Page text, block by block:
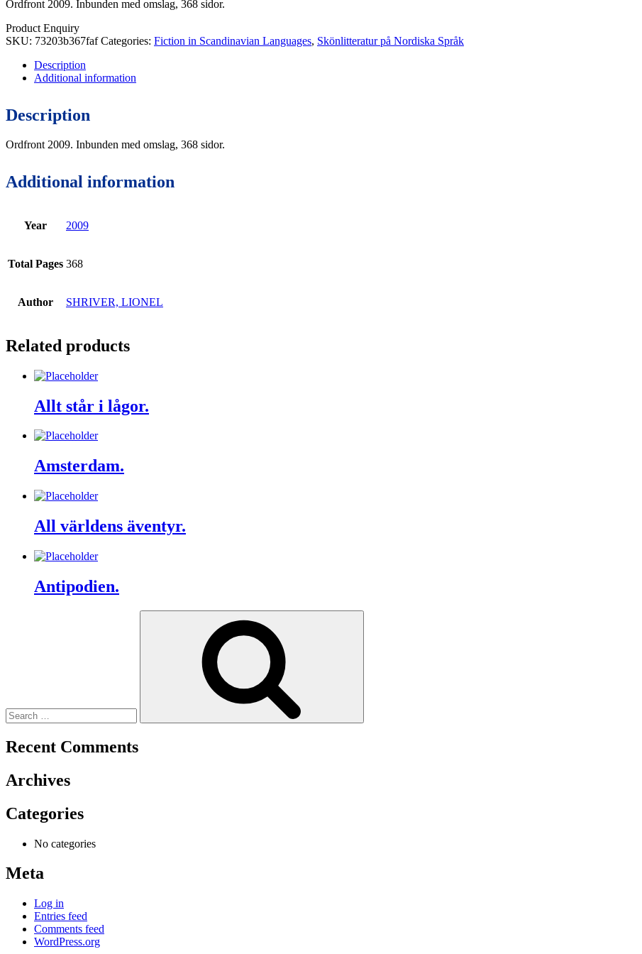
Ordfront 2009. Inbunden med omslag, 368 sidor.
Product Enquiry
SKU: 73203b367faf Categories: Fiction in Scandinavian Languages, Skönlitteratur på Nordiska Språk
Description
Additional information
Description
Ordfront 2009. Inbunden med omslag, 368 sidor.
Additional information
Year 2009
Total Pages 368
Author SHRIVER, LIONEL
Related products
Allt står i lågor.
Amsterdam.
All världens äventyr.
Antipodien.
Recent Comments
Archives
Categories
No categories
Meta
Log in
Entries feed
Comments feed
WordPress.org